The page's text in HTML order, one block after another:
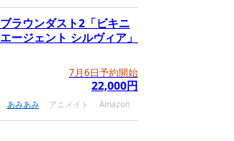
ブラウンダスト2「ビキニ
エージェント シルヴィア」
7月6日予約開始
22,000円
あみあみ アニメイト Amazon